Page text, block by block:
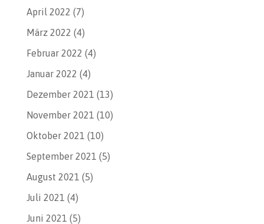
April 2022 (7)
März 2022 (4)
Februar 2022 (4)
Januar 2022 (4)
Dezember 2021 (13)
November 2021 (10)
Oktober 2021 (10)
September 2021 (5)
August 2021 (5)
Juli 2021 (4)
Juni 2021 (5)